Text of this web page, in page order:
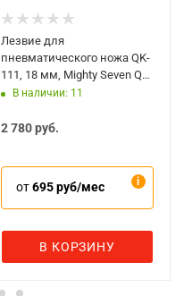
Лезвие для
пневматического ножа QK-
111, 18 мм, Mighty Seven QK-
111P51
В наличии: 11
2 780руб.
от695 руб/мес
В КОРЗИНУ